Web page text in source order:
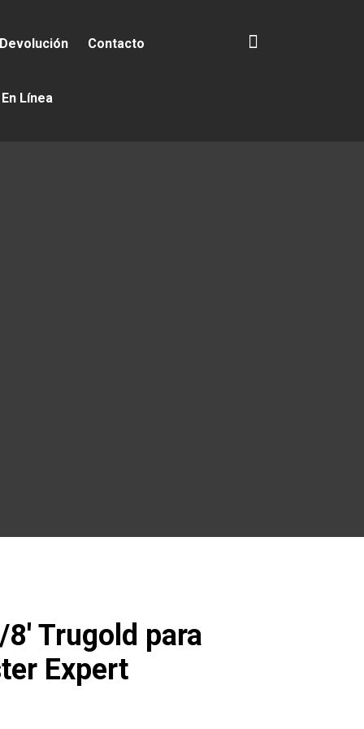
Contacto
Línea
Trugold para
Expert